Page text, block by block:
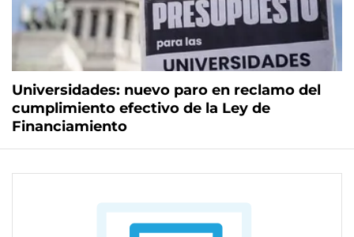
Universidades: nuevo paro en reclamo del
cumplimiento efectivo de la Ley de
Financiamiento